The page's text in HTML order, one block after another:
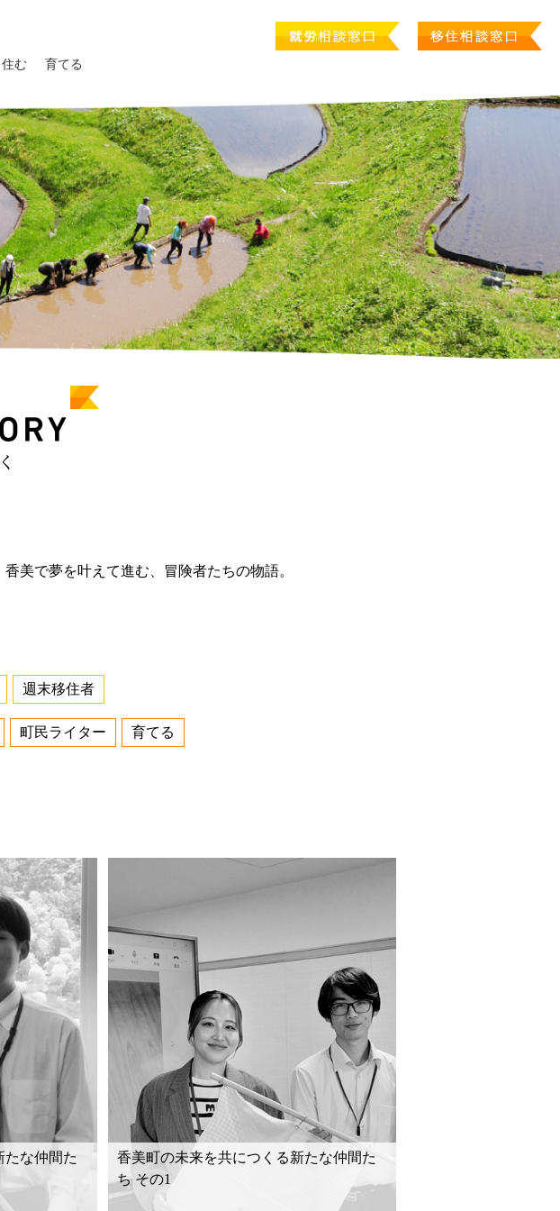
住む 育てる
美で夢を叶えて進む、冒険者たちの物語。
週末移住者
町民ライター 育てる
たな仲間た
香美町の未来を共につくる新たな仲間た
ち その1